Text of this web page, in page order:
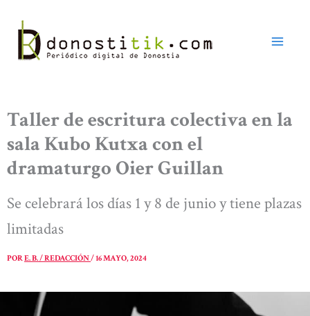
contenido
Taller de escritura colectiva en la
sala Kubo Kutxa con el
dramaturgo Oier Guillan
Se celebrará los días 1 y 8 de junio y tiene plazas
limitadas
PORE. B. / REDACCIÓN/16 MAYO, 2024